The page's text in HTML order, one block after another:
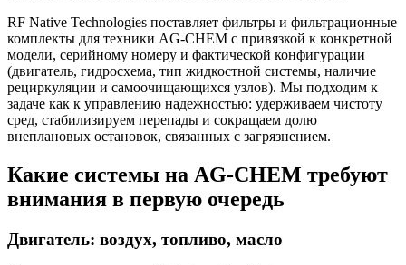
RF Native Technologies поставляет фильтры и фильтрационные
комплекты для техники AG-CHEM с привязкой к конкретной
модели, серийному номеру и фактической конфигурации
(двигатель, гидросхема, тип жидкостной системы, наличие
рециркуляции и самоочищающихся узлов). Мы подходим к
задаче как к управлению надежностью: удерживаем чистоту
сред, стабилизируем перепады и сокращаем долю
внеплановых остановок, связанных с загрязнением.
Какие системы на AG-CHEM требуют
внимания в первую очередь
Двигатель: воздух, топливо, масло